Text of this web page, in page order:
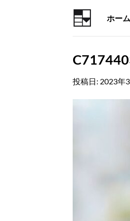
ホーム
投稿日: 2023年